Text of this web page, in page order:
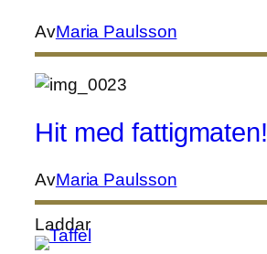
AvMaria Paulsson
Hit med fattigmaten!
AvMaria Paulsson
Laddar